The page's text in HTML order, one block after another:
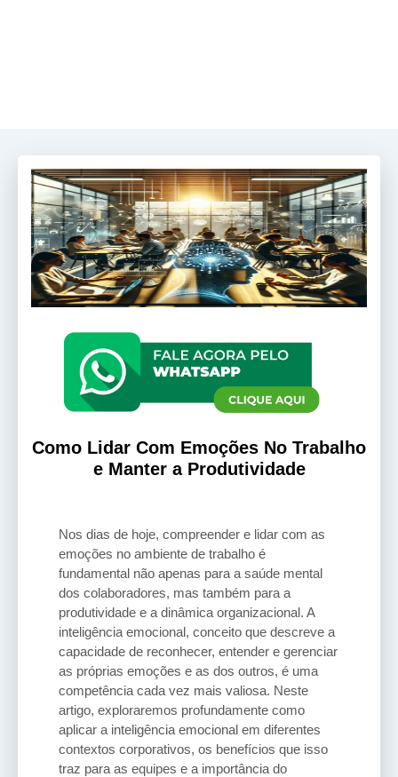
Como Lidar Com Emoções No Trabalho
e Manter a Produtividade
Nos dias de hoje, compreender e lidar com as
emoções no ambiente de trabalho é
fundamental não apenas para a saúde mental
dos colaboradores, mas também para a
produtividade e a dinâmica organizacional. A
inteligência emocional, conceito que descreve a
capacidade de reconhecer, entender e gerenciar
as próprias emoções e as dos outros, é uma
competência cada vez mais valiosa. Neste
artigo, exploraremos profundamente como
aplicar a inteligência emocional em diferentes
contextos corporativos, os benefícios que isso
traz para as equipes e a importância do